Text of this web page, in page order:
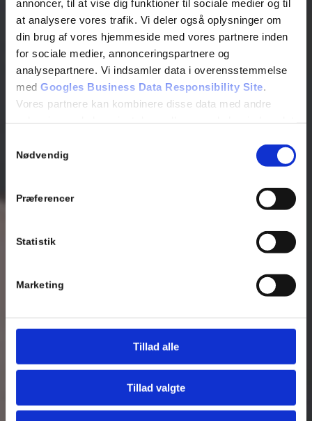
annoncer, til at vise dig funktioner til sociale medier og til
at analysere vores trafik. Vi deler også oplysninger om
din brug af vores hjemmeside med vores partnere inden
for sociale medier, annonceringspartnere og
analysepartnere. Vi indsamler data i overensstemmelse
med Googles Business Data Responsibility Site
Vores partnere kan kombinere disse data med andre
Se Cookie & Privatlivspolitik
Nødvendig
Præferencer
Statistik
Marketing
Tillad alle
Tillad valgte